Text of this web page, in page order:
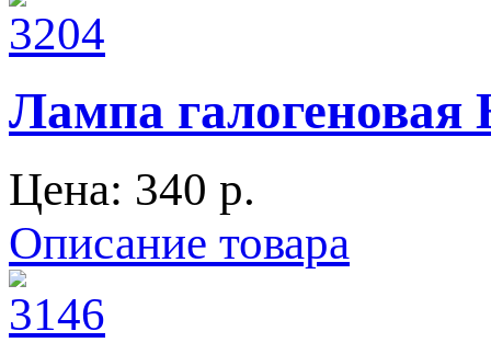
Лампа галогеновая
Цена: 340 p.
Описание товара